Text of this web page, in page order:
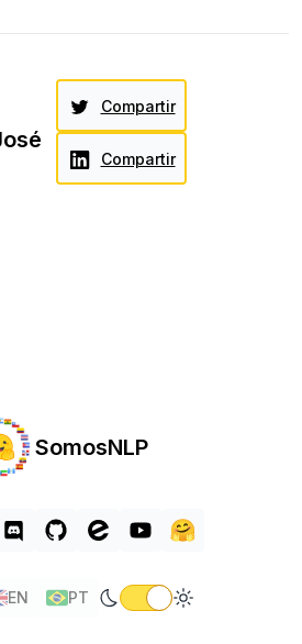
Compartir
Compartir
SomosNLP
EN PT